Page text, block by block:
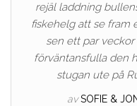
rejäl laddning
fiskehelg att se fram
sen ett par
förväntansfulla den
stugan ute på
av SOFIE &